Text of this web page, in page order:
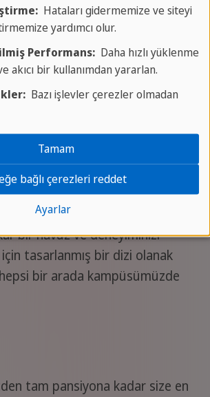
uçuşlar ve havaalanı
ile rezerve et ve tamamen koordine
deneyiminin keyfini çıkar.
voleybol sahaları, kafe, pitoresk
bir havuz ve deneyiminizi
tasarlanmış bir dizi olanak
bir arada kampüsümüzde
tam pansiyona kadar size en
Hataları gidermemize ve siteyi
yardımcı olur.
Performans:Daha hızlı yüklenme
akıcı bir kullanımdan yararlan.
Bazı işlevler çerezler olmadan
Ayarlar
bağlı çerezleri reddet
Tamam